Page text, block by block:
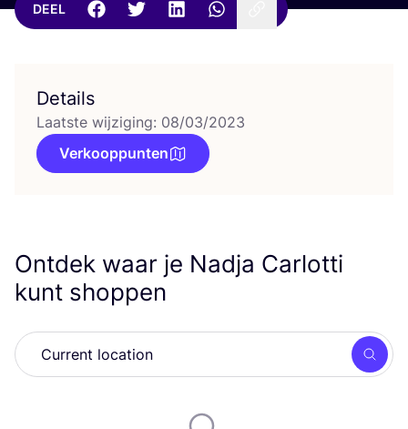
DEEL
Details
Laatste wijziging: 08/03/2023
Verkooppunten
Ontdek waar je Nadja Carlotti
kunt shoppen
Zoek